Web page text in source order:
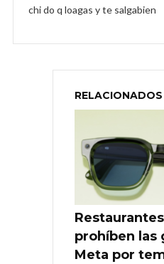
chi do q loagas y te salgabien
RELACIONADOS
prohíben las
Meta por